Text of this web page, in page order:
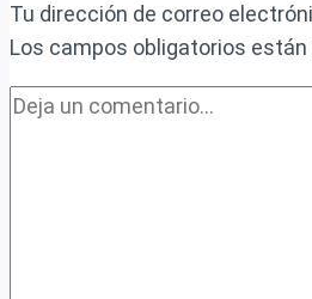
cómo
puede
beneficiar
a
Tu dirección de correo
Los campos obligatorios